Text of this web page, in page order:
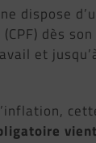
dispose
dès
et